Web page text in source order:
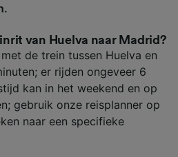
van Huelva naar Madrid?
de trein tussen Huelva en
er rijden ongeveer 6
kan in het weekend en op
gebruik onze reisplanner op
naar een specifieke